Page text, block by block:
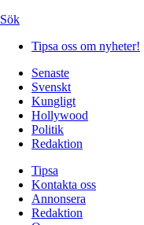
Sök
Tipsa oss om nyheter!
Senaste
Svenskt
Kungligt
Hollywood
Politik
Redaktion
Tipsa
Kontakta oss
Annonsera
Redaktion